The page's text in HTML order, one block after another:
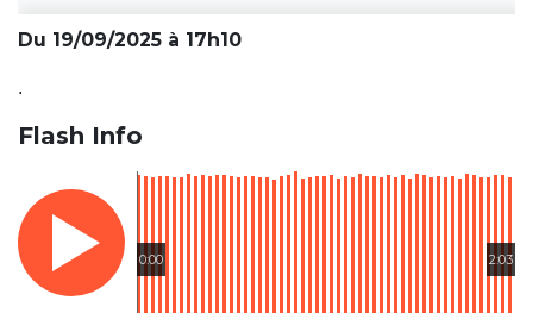
Du 19/09/2025 à 17h10
.
Flash Info
0:00 2:03